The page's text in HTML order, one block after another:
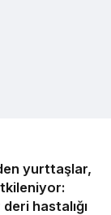
yurttaşlar,
hastalığı